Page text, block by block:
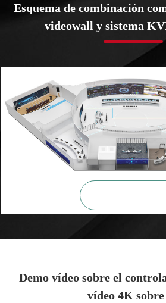
Esquema de combinación
videowall y sistema
Demo vídeo sobre el
vídeo 4K